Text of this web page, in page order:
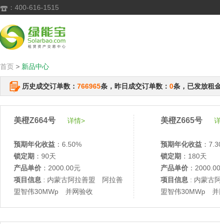
 ：400-616-1515
首页 > 新品中心
历史成交订单数： 766965条，昨日成交订单数： 0条，已发放租
美橙Z664号 详情>
预期年化收益 ：6.50%
锁定期 ：90天
产品单价 ：2000.00元
项目信息 : 内蒙古阿拉善盟 阿拉善
盟智伟30MWp 并网验收
美橙Z665号
预期年化收益 ：
锁定期 ：180天
产品单价 ：
项目信息 : 内蒙古
盟智伟30MWp 并